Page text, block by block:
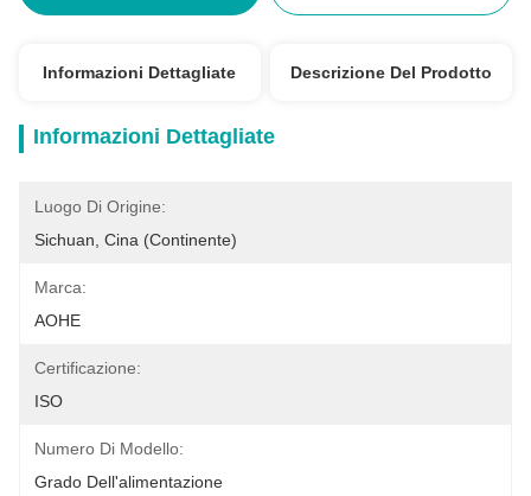
Informazioni Dettagliate Descrizione Del Prodotto
Informazioni Dettagliate
Luogo Di Origine:
Sichuan, Cina (continente)
Marca:
AOHE
Certificazione:
ISO
Numero Di Modello:
Grado Dell'alimentazione